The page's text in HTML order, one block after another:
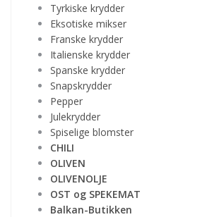
Tyrkiske krydder
Eksotiske mikser
Franske krydder
Italienske krydder
Spanske krydder
Snapskrydder
Pepper
Julekrydder
Spiselige blomster
CHILI
OLIVEN
OLIVENOLJE
OST og SPEKEMAT
Balkan-Butikken